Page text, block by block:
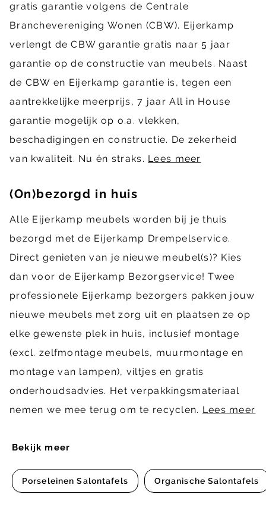
Bekijk meer
Porseleinen Salontafels Organische Salontafels
gratis garantie volgens de Centrale
Branchevereniging Wonen (CBW). Eijerkamp
verlengt de CBW garantie gratis naar 5 jaar
garantie op de constructie van meubels. Naast
de CBW en Eijerkamp garantie is, tegen een
aantrekkelijke meerprijs, 7 jaar All in House
garantie mogelijk op o.a. vlekken,
beschadigingen en constructie. De zekerheid
van kwaliteit. Nu én straks. Lees meer
(On)bezorgd in huis
Alle Eijerkamp meubels worden bij je thuis
bezorgd met de Eijerkamp Drempelservice.
Direct genieten van je nieuwe meubel(s)? Kies
dan voor de Eijerkamp Bezorgservice! Twee
professionele Eijerkamp bezorgers pakken jouw
nieuwe meubels met zorg uit en plaatsen ze op
elke gewenste plek in huis, inclusief montage
(excl. zelfmontage meubels, muurmontage en
montage van lampen), viltjes en gratis
onderhoudsadvies. Het verpakkingsmateriaal
nemen we mee terug om te recyclen. Lees meer